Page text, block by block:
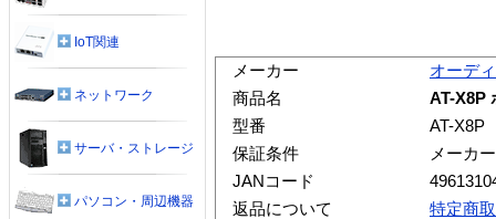
メーカー
オーデ
商品名
AT-X8P
型番
AT-X8P
保証条件
メーカ
JANコード
返品について
特定商
IoT関連
ネットワーク
サーバ・ストレージ
パソコン・周辺機器